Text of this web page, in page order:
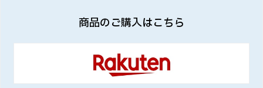
商品のご購入はこちら